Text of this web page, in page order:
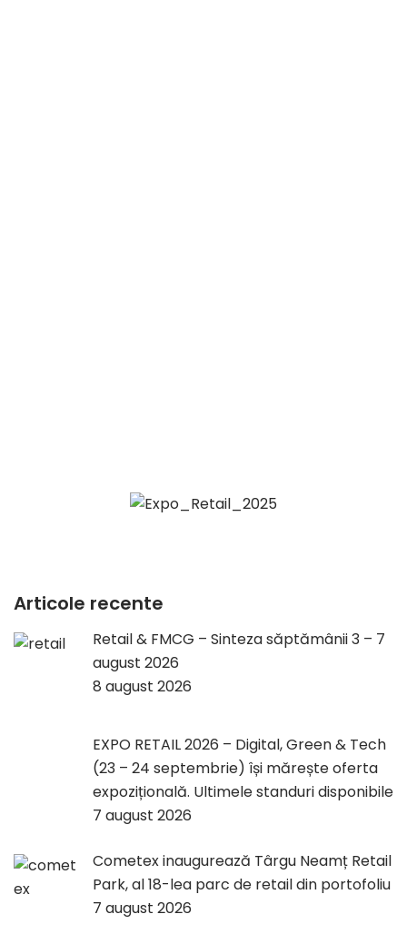
Articole recente
Retail & FMCG – Sinteza săptămânii 3 – 7
august 2026
8 august 2026
EXPO RETAIL 2026 – Digital, Green & Tech
(23 – 24 septembrie) își mărește oferta
expozițională. Ultimele standuri disponibile
7 august 2026
Cometex inaugurează Târgu Neamț Retail
Park, al 18-lea parc de retail din portofoliu
7 august 2026